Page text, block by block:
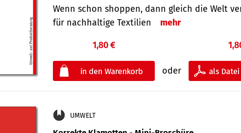
Wenn schon shoppen, dann gleich die Welt
für nachhaltige Textilien
mehr
1,80 €
oder
UMWELT